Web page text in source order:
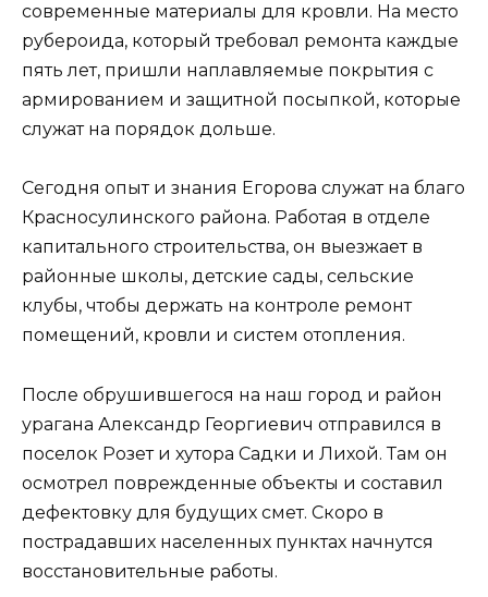
современные материалы для кровли. На место
рубероида, который требовал ремонта каждые
пять лет, пришли наплавляемые покрытия с
армированием и защитной посыпкой, которые
служат на порядок дольше.
Сегодня опыт и знания Егорова служат на благо
Красносулинского района. Работая в отделе
капитального строительства, он выезжает в
районные школы, детские сады, сельские
клубы, чтобы держать на контроле ремонт
помещений, кровли и систем отопления.
После обрушившегося на наш город и район
урагана Александр Георгиевич отправился в
поселок Розет и хутора Садки и Лихой. Там он
осмотрел поврежденные объекты и составил
дефектовку для будущих смет. Скоро в
пострадавших населенных пунктах начнутся
восстановительные работы.